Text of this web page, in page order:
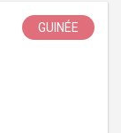
GUINÉE